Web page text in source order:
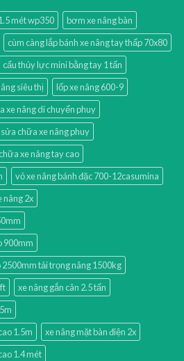
mét wp350
bơm xe nâng bàn
cùm càng lắp bánh xe nâng tay thấp 70x80
cẩu thủy lực mini bằng tay 1 tấn
siêu thị
lốp xe nâng 600-9
xe nâng di chuyển phuy
sửa chữa xe nâng phuy
xe nâng tay cao
vỏ xe nâng bánh đặc 700-12casumina
nâng 2x
900mm
tải trọng nâng 1500kg
xe nâng gắn cân 2.5 tấn
1.5m
xe nâng mặt bàn điện 2x
1.4 mét